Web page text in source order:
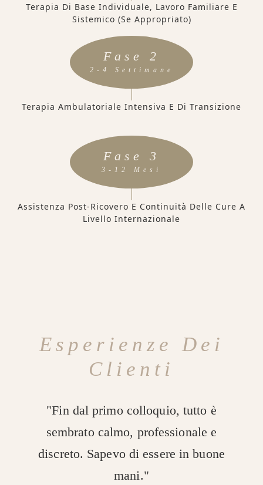
Terapia Di Base Individuale, Lavoro Familiare E
Sistemico (se Appropriato)
Fase 2
2-4 Settimane
Terapia Ambulatoriale Intensiva E Di Transizione
Fase 3
3-12 Mesi
Assistenza Post-Ricovero E Continuità Delle Cure A
Livello Internazionale
Esperienze Dei
Clienti
"Fin dal primo colloquio, tutto è
sembrato calmo, professionale e
discreto. Sapevo di essere in buone
mani."